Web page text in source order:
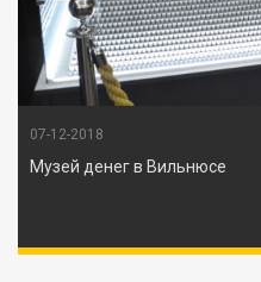
07-12-2018
Музей денег в Вильнюсе